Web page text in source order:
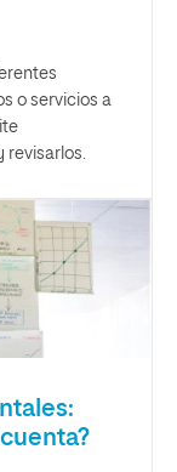
o servicios a
revisarlos.